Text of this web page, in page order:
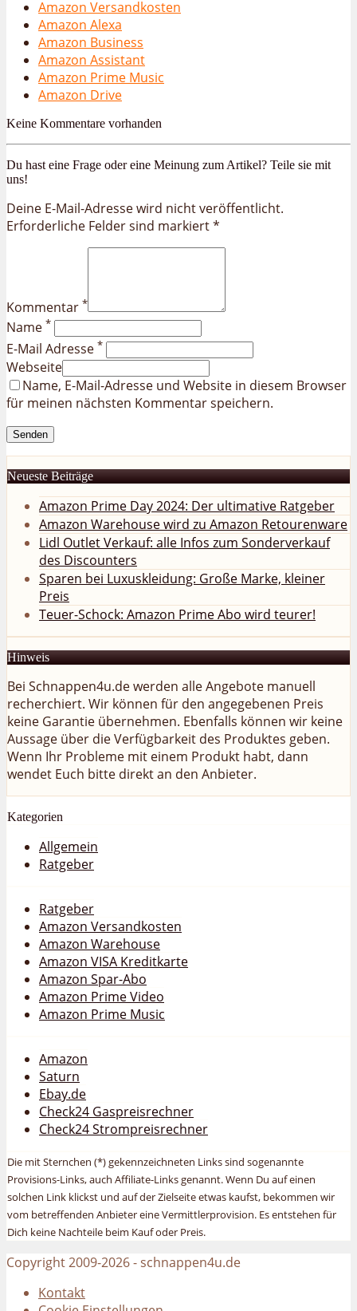
Amazon Versandkosten
Amazon Alexa
Amazon Business
Amazon Assistant
Amazon Prime Music
Amazon Drive
Keine Kommentare vorhanden
Du hast eine Frage oder eine Meinung zum Artikel? Teile sie mit
uns!
Deine E-Mail-Adresse wird nicht veröffentlicht.
Erforderliche Felder sind markiert *
Kommentar *
Name *
E-Mail Adresse *
Webseite
Name, E-Mail-Adresse und Website in diesem Browser
für meinen nächsten Kommentar speichern.
Neueste Beiträge
Amazon Prime Day 2024: Der ultimative Ratgeber
Amazon Warehouse wird zu Amazon Retourenware
Lidl Outlet Verkauf: alle Infos zum Sonderverkauf
des Discounters
Sparen bei Luxuskleidung: Große Marke, kleiner
Preis
Teuer-Schock: Amazon Prime Abo wird teurer!
Hinweis
Bei Schnappen4u.de werden alle Angebote manuell
recherchiert. Wir können für den angegebenen Preis
keine Garantie übernehmen. Ebenfalls können wir keine
Aussage über die Verfügbarkeit des Produktes geben.
Wenn Ihr Probleme mit einem Produkt habt, dann
wendet Euch bitte direkt an den Anbieter.
Kategorien
Allgemein
Ratgeber
Ratgeber
Amazon Versandkosten
Amazon Warehouse
Amazon VISA Kreditkarte
Amazon Spar-Abo
Amazon Prime Video
Amazon Prime Music
Amazon
Saturn
Ebay.de
Check24 Gaspreisrechner
Check24 Strompreisrechner
Die mit Sternchen (*) gekennzeichneten Links sind sogenannte
Provisions-Links, auch Affiliate-Links genannt. Wenn Du auf einen
solchen Link klickst und auf der Zielseite etwas kaufst, bekommen wir
vom betreffenden Anbieter eine Vermittlerprovision. Es entstehen für
Dich keine Nachteile beim Kauf oder Preis.
Copyright 2009-2026 - schnappen4u.de
Kontakt